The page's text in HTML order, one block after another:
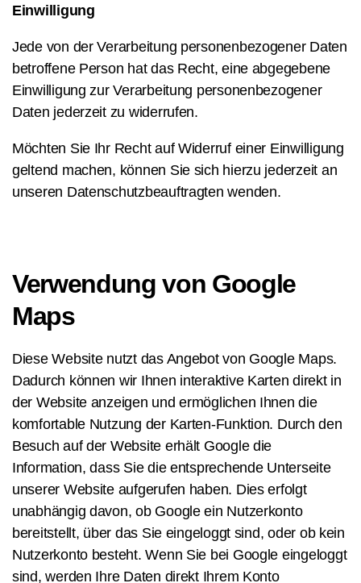
Einwilligung
Jede von der Verarbeitung personenbezogener Daten
betroffene Person hat das Recht, eine abgegebene
Einwilligung zur Verarbeitung personenbezogener
Daten jederzeit zu widerrufen.
Möchten Sie Ihr Recht auf Widerruf einer Einwilligung
geltend machen, können Sie sich hierzu jederzeit an
unseren Datenschutzbeauftragten wenden.
Verwendung von Google
Maps
Diese Website nutzt das Angebot von Google Maps.
Dadurch können wir Ihnen interaktive Karten direkt in
der Website anzeigen und ermöglichen Ihnen die
komfortable Nutzung der Karten-Funktion. Durch den
Besuch auf der Website erhält Google die
Information, dass Sie die entsprechende Unterseite
unserer Website aufgerufen haben. Dies erfolgt
unabhängig davon, ob Google ein Nutzerkonto
bereitstellt, über das Sie eingeloggt sind, oder ob kein
Nutzerkonto besteht. Wenn Sie bei Google eingeloggt
sind, werden Ihre Daten direkt Ihrem Konto